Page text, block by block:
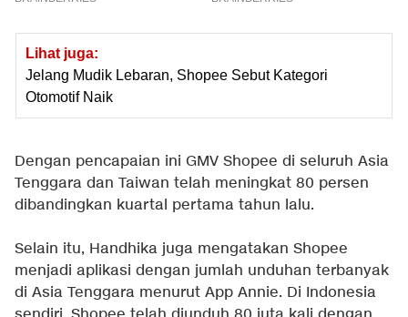
Lihat juga:
Jelang Mudik Lebaran, Shopee Sebut Kategori
Otomotif Naik
Dengan pencapaian ini GMV Shopee di seluruh Asia
Tenggara dan Taiwan telah meningkat 80 persen
dibandingkan kuartal pertama tahun lalu.
Selain itu, Handhika juga mengatakan Shopee
menjadi aplikasi dengan jumlah unduhan terbanyak
di Asia Tenggara menurut App Annie. Di Indonesia